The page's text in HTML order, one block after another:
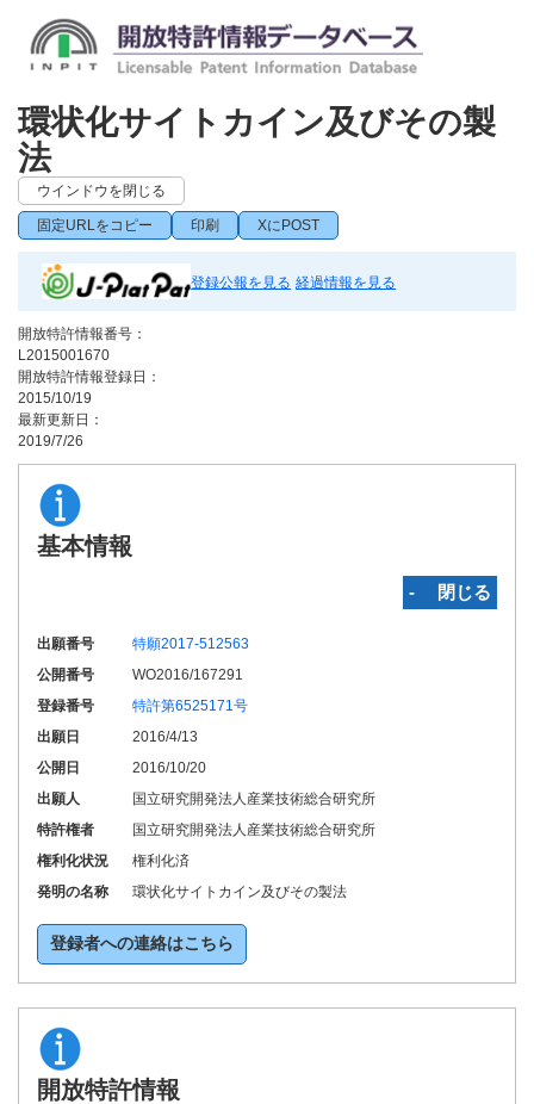
環状化サイトカイン及びその製
法
ウインドウを閉じる
固定URLをコピー 印刷 XにPOST
登録公報を見る 経過情報を見る
開放特許情報番号：
L2015001670
開放特許情報登録日：
2015/10/19
最新更新日：
2019/7/26
基本情報
‐ 閉じる
出願番号
特願2017-512563
公開番号
WO2016/167291
登録番号
特許第6525171号
出願日
2016/4/13
公開日
2016/10/20
出願人
国立研究開発法人産業技術総合研究所
特許権者
国立研究開発法人産業技術総合研究所
権利化状況
権利化済
発明の名称
環状化サイトカイン及びその製法
登録者への連絡はこちら
開放特許情報